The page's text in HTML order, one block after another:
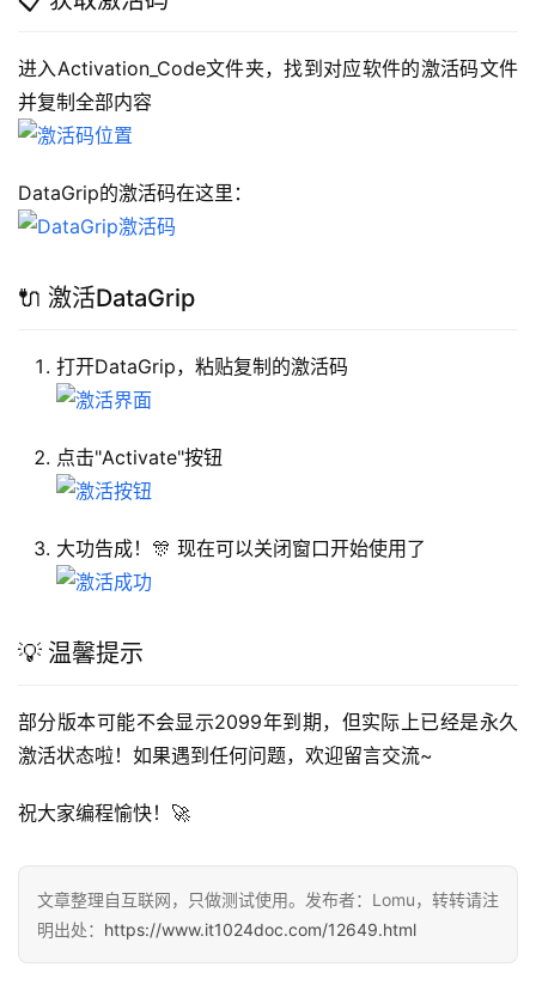
进入Activation_Code文件夹，找到对应软件的激活码文件
并复制全部内容
DataGrip的激活码在这里：
🔌 激活DataGrip
打开DataGrip，粘贴复制的激活码
点击"Activate"按钮
大功告成！🎊 现在可以关闭窗口开始使用了
💡 温馨提示
部分版本可能不会显示2099年到期，但实际上已经是永久
激活状态啦！如果遇到任何问题，欢迎留言交流~
祝大家编程愉快！🚀
文章整理自互联网，只做测试使用。发布者：Lomu，转转请注
明出处： https://www.it1024doc.com/12649.html